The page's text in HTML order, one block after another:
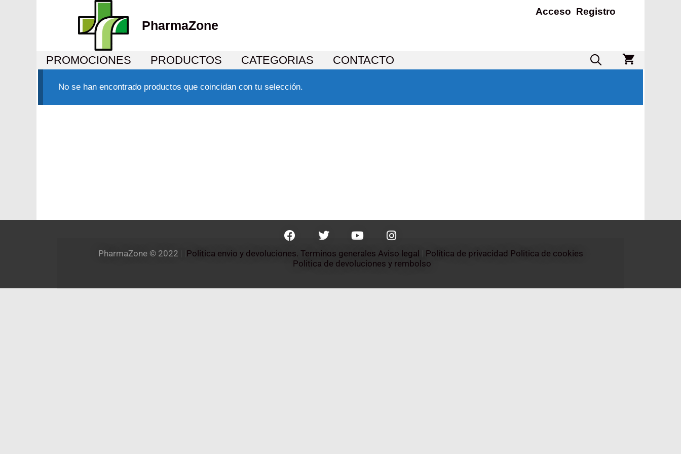
Acceso Registro
PharmaZone
PROMOCIONES PRODUCTOS CATEGORIAS CONTACTO
No se han encontrado productos que coincidan con tu selección.
PharmaZone © 2022 Politica envio y devoluciones. Terminos generales Aviso legal Política de privacidad Politica de cookies
Politica de devoluciones y rembolso